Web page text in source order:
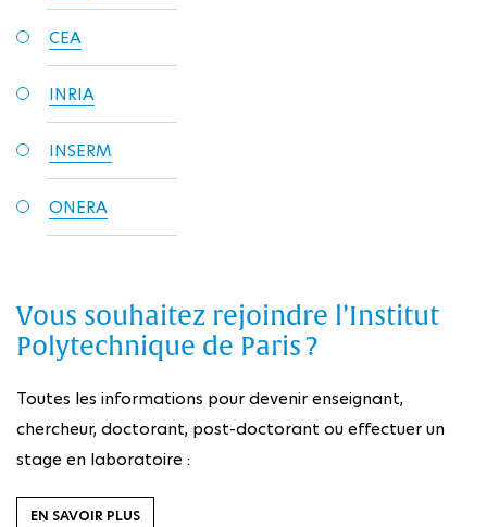
CEA
INRIA
INSERM
ONERA
Vous souhaitez rejoindre l’Institut
Polytechnique de Paris ?
Toutes les informations pour devenir enseignant,
chercheur, doctorant, post-doctorant ou effectuer un
stage en laboratoire :
EN SAVOIR PLUS